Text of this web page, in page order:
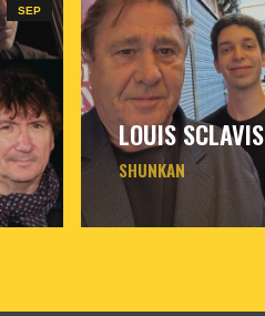
SEP
LOUIS SCLAVIS
SHUNKAN
jeudi